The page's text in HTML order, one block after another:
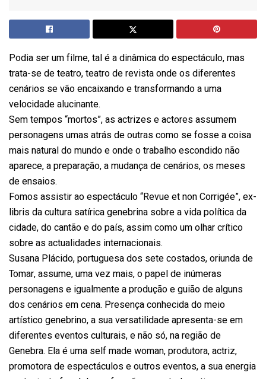
Podia ser um filme, tal é a dinâmica do espectáculo, mas
trata-se de teatro, teatro de revista onde os diferentes
cenários se vão encaixando e transformando a uma
velocidade alucinante.
Sem tempos “mortos”, as actrizes e actores assumem
personagens umas atrás de outras como se fosse a coisa
mais natural do mundo e onde o trabalho escondido não
aparece, a preparação, a mudança de cenários, os meses
de ensaios.
Fomos assistir ao espectáculo “Revue et non Corrigée”, ex-
libris da cultura satírica genebrina sobre a vida política da
cidade, do cantão e do país, assim como um olhar crítico
sobre as actualidades internacionais.
Susana Plácido, portuguesa dos sete costados, oriunda de
Tomar, assume, uma vez mais, o papel de inúmeras
personagens e igualmente a produção e guião de alguns
dos cenários em cena. Presença conhecida do meio
artístico genebrino, a sua versatilidade apresenta-se em
diferentes eventos culturais, e não só, na região de
Genebra. Ela é uma self made woman, produtora, actriz,
promotora de espectáculos e outros eventos, a sua energia